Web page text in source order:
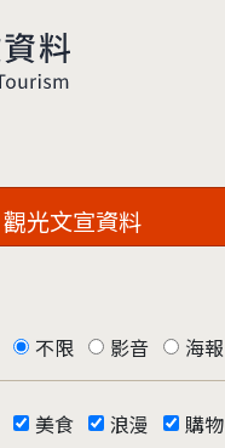
觀光文宣資料
不限 影音 海報
美食 浪漫 購物